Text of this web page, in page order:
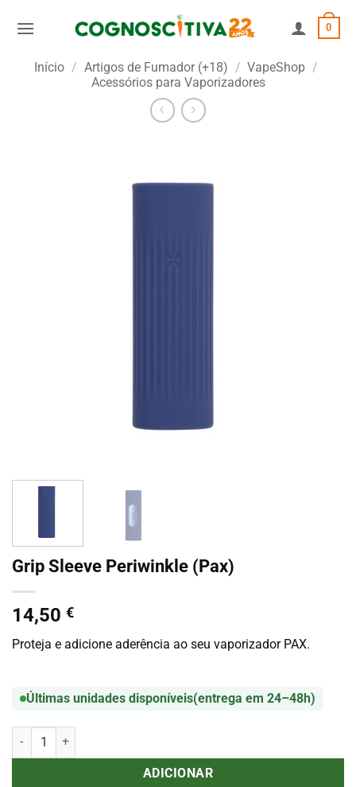
0
Início / Artigos de Fumador (+18) / VapeShop /
Acessórios para Vaporizadores
Grip Sleeve Periwinkle (Pax)
14,50 €
Proteja e adicione aderência ao seu vaporizador PAX.
Últimas unidades disponíveis(entrega em 24–48h)
Quantidade de Grip Sleeve Periwinkle (Pax)
ADICIONAR